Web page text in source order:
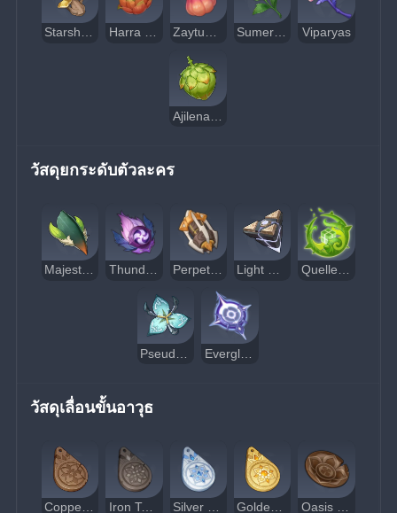
Starshroom Harra Fruit Zaytun Peach Sumeru Rose Viparyas
วัสดุยกระดับตัวละคร
Majestic Hooked Beak Thunderclap Fruitcore Perpetual Caliber Light Guiding Tetrahedron Quelled Creeper
วัสดุเลื่อนขั้นอาวุธ
Copper Talisman of the Forest Dew Iron Talisman of the Forest Dew Silver Talisman of the Forest Dew Golden Talisman of the Forest Dew Oasis Garden's Reminiscence